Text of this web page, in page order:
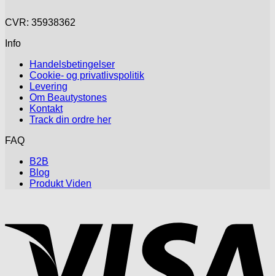
CVR: 35938362
Info
Handelsbetingelser
Cookie- og privatlivspolitik
Levering
Om Beautystones
Kontakt
Track din ordre her
FAQ
B2B
Blog
Produkt Viden